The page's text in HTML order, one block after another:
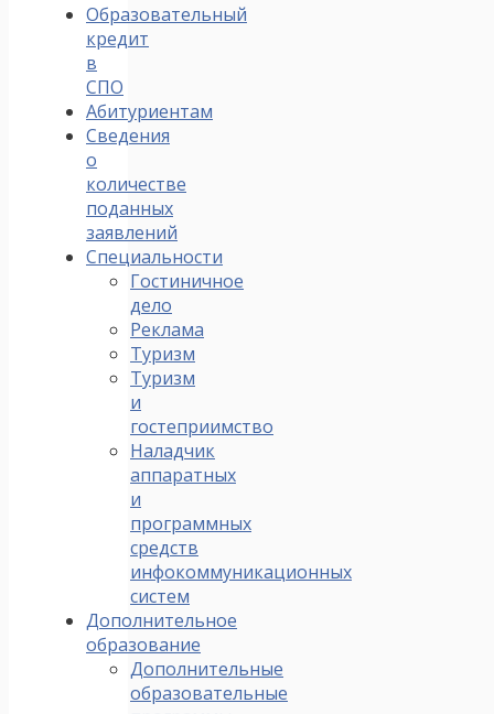
Образовательный
кредит
в
СПО
Абитуриентам
Сведения
о
количестве
поданных
заявлений
Специальности
Гостиничное
дело
Реклама
Туризм
Туризм
и
гостеприимство
Наладчик
аппаратных
и
программных
средств
инфокоммуникационных
систем
Дополнительное
образование
Дополнительные
образовательные